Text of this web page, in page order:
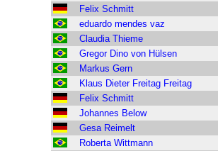
Felix Schmitt
eduardo mendes vaz
Claudia Thieme
Gregor Dino von Hülsen
Markus Gern
Klaus Dieter Freitag Freitag
Felix Schmitt
Johannes Below
Gesa Reimelt
Roberta Wittmann